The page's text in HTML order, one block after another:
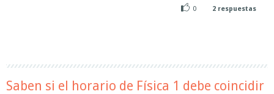
0
2 respuestas
Saben si el horario de Física 1 debe coincidir